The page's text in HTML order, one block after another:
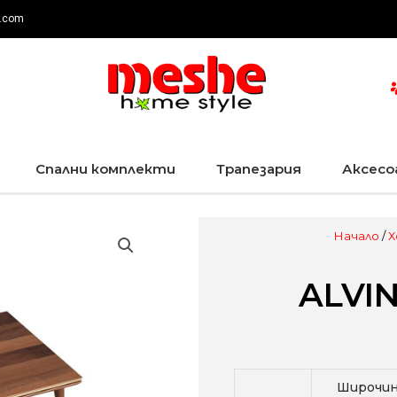
Спални комплекти Трапезария
Начало /